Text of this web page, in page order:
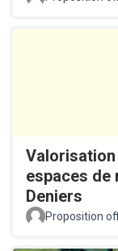
espaces de
Deniers
Proposition